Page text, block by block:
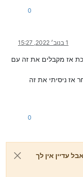
0
1 בנוב׳ 2022, 15:27
אז מקבלים את זה עם
אז ניסיתי את זה
0
עדיין אין לך